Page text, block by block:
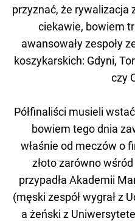
przyznać, że rywalizacja
ciekawie, bowiem
awansowały zespoły
koszykarskich: Gdyni,
czy
Półfinaliści musieli
bowiem tego dnia
właśnie od meczów o
złoto zarówno
przypadła Akademii
(męski zespół wygrał z
a żeński z